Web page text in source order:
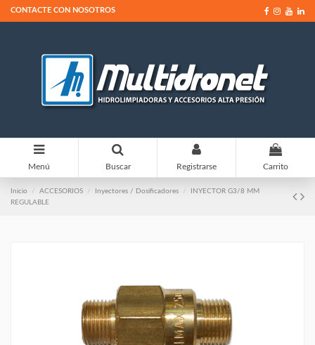
CONTACTE CON NOSOTROS
Menú Buscar Registrarse
0
Carrito
Inicio ACCESORIOS Inyectores / Dosificadores
INYECTOR G3/8 MM
REGULABLE